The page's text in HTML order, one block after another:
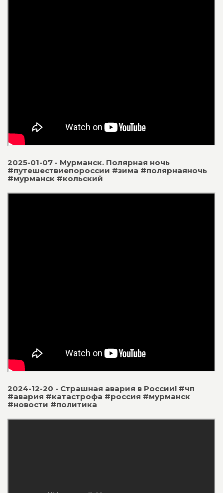
2025-01-07 - Мурманск. Полярная ночь
#путешествиепороссии #зима #полярнаяночь
#мурманск #кольский
2024-12-20 - Страшная авария в России! #чп
#авария #катастрофа #россия #мурманск
#новости #политика